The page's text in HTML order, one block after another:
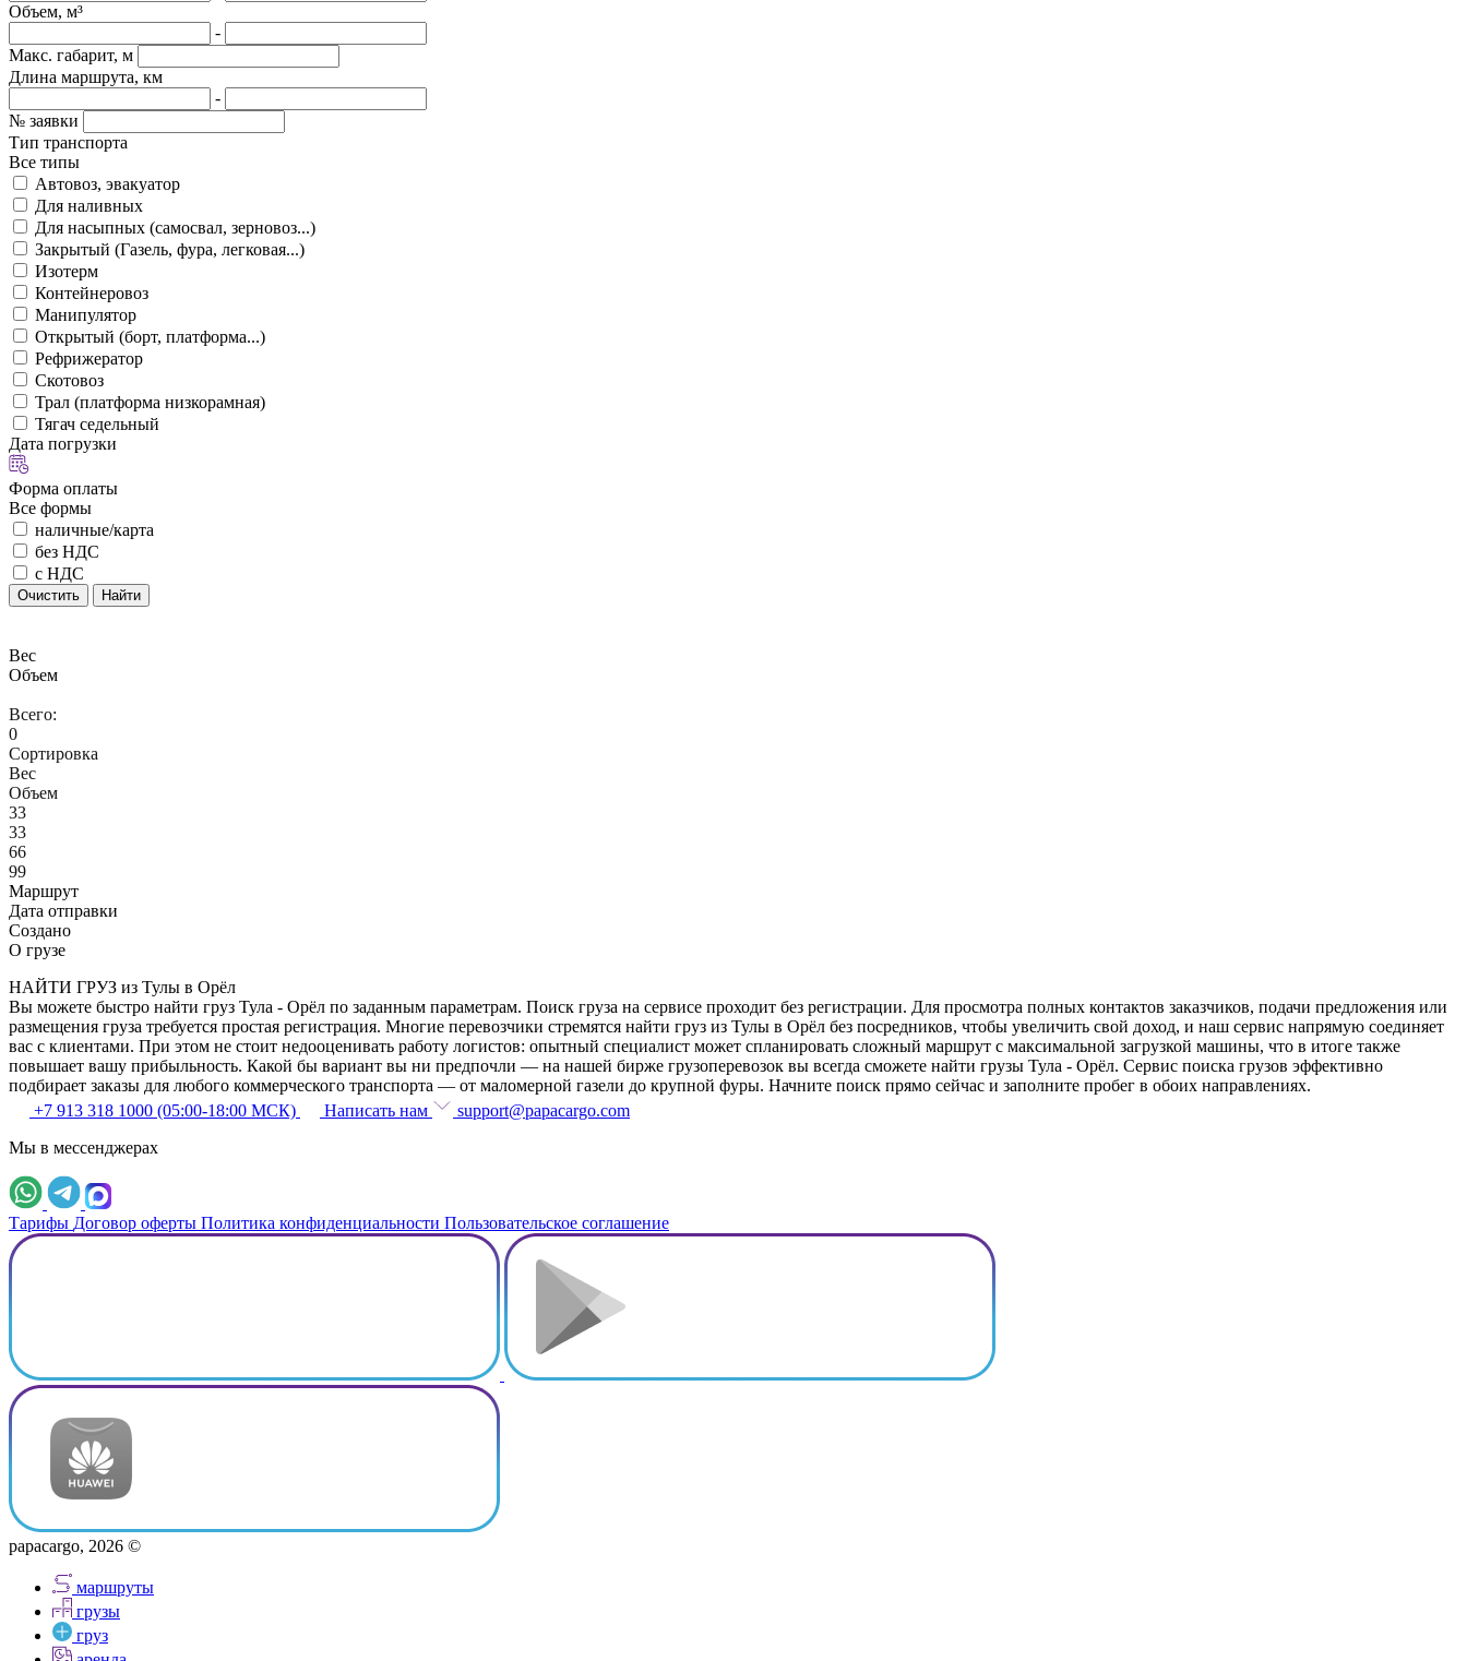
Объем, м³
-
Макс. габарит, м
Длина маршрута, км
-
№ заявки
Тип транспорта
Все типы
Автовоз, эвакуатор
Для наливных
Для насыпных (самосвал, зерновоз...)
Закрытый (Газель, фура, легковая...)
Изотерм
Контейнеровоз
Манипулятор
Открытый (борт, платформа...)
Рефрижератор
Скотовоз
Трал (платформа низкорамная)
Тягач седельный
Дата погрузки
Форма оплаты
Все формы
наличные/карта
без НДС
с НДС
Очистить Найти
Вес
Объем
Всего:
0
Сортировка
Вес
Объем
33
33
66
99
Маршрут
Дата отправки
Создано
О грузе
НАЙТИ ГРУЗ из Тулы в Орёл
Вы можете быстро найти груз Тула - Орёл по заданным параметрам. Поиск груза на сервисе проходит без регистрации. Для просмотра полных контактов заказчиков, подачи предложения или
размещения груза требуется простая регистрация. Многие перевозчики стремятся найти груз из Тулы в Орёл без посредников, чтобы увеличить свой доход, и наш сервис напрямую соединяет
вас с клиентами. При этом не стоит недооценивать работу логистов: опытный специалист может спланировать сложный маршрут с максимальной загрузкой машины, что в итоге также
повышает вашу прибыльность. Какой бы вариант вы ни предпочли — на нашей бирже грузоперевозок вы всегда сможете найти грузы Тула - Орёл. Сервис поиска грузов эффективно
подбирает заказы для любого коммерческого транспорта — от маломерной газели до крупной фуры. Начните поиск прямо сейчас и заполните пробег в обоих направлениях.
+7 913 318 1000 (05:00-18:00 МСК)
Написать нам
support@papacargo.com
Мы в мессенджерах
Тарифы Договор оферты Политика конфиденциальности Пользовательское соглашение
papacargo, 2026 ©
маршруты
грузы
груз